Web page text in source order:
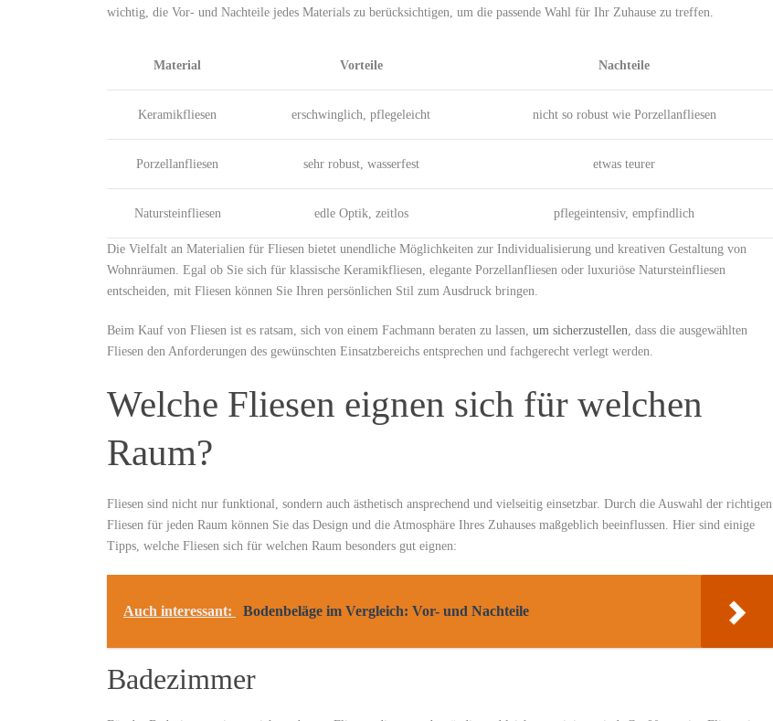
wichtig, die Vor- und Nachteile jedes Materials zu berücksichtigen, um die passende Wahl für Ihr Zuhause zu treffen.
Material Vorteile Nachteile
Keramikfliesen erschwinglich, pflegeleicht nicht so robust wie Porzellanfliesen
Porzellanfliesen sehr robust, wasserfest etwas teurer
Natursteinfliesen edle Optik, zeitlos pflegeintensiv, empfindlich
Die Vielfalt an Materialien für Fliesen bietet unendliche Möglichkeiten zur Individualisierung und kreativen Gestaltung von
Wohnräumen. Egal ob Sie sich für klassische Keramikfliesen, elegante Porzellanfliesen oder luxuriöse Natursteinfliesen
entscheiden, mit Fliesen können Sie Ihren persönlichen Stil zum Ausdruck bringen.
Beim Kauf von Fliesen ist es ratsam, sich von einem Fachmann beraten zu lassen, um sicherzustellen, dass die ausgewählten
Fliesen den Anforderungen des gewünschten Einsatzbereichs entsprechen und fachgerecht verlegt werden.
Welche Fliesen eignen sich für welchen
Raum?
Fliesen sind nicht nur funktional, sondern auch ästhetisch ansprechend und vielseitig einsetzbar. Durch die Auswahl der richtigen
Fliesen für jeden Raum können Sie das Design und die Atmosphäre Ihres Zuhauses maßgeblich beeinflussen. Hier sind einige
Tipps, welche Fliesen sich für welchen Raum besonders gut eignen:
Auch interessant: Bodenbeläge im Vergleich: Vor- und Nachteile
Badezimmer